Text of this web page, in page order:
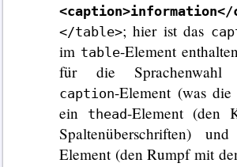
<caption>information</
</table>; hier ist das
im table-Element
für die
caption-Element (was
ein
thead-Element (den
Spaltenüberschriften)
Element (den Rumpf mit